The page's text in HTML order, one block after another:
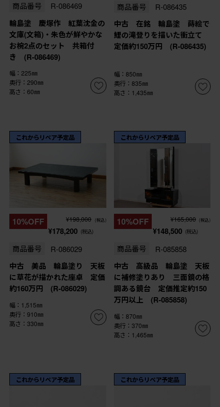
商品番号 R-086469
輪島塗 慶塚作 紅葉沈金の
文庫(文箱)・朱色が鮮やかな
お椀2点のセット 共箱付
き (R-086469)
幅：225㎜
奥行：290㎜
高さ：60㎜
商品番号 R-086435
中古 在銘 輪島塗 蒔絵で
鯉の滝登りを描いた衝立て
定価約150万円 (R-086435)
幅：850㎜
奥行：835㎜
高さ：1,435㎜
これからリペア予定品
10%OFF ¥198,000 (税込)
¥178,200 (税込)
商品番号 R-086029
中古 美品 輪島塗り 天板
に草花が描かれた座卓 定価
約160万円 (R-086029)
幅：1,515㎜
奥行：910㎜
高さ：330㎜
これからリペア予定品
10%OFF ¥165,000 (税込)
¥148,500 (税込)
商品番号 R-085858
中古 高級品 輪島塗 天板
に補修塗りあり 三面鏡の格
調ある鏡台 定価推定約150
万円以上 (R-085858)
幅：870㎜
奥行：370㎜
高さ：1,465㎜
これからリペア予定品 これからリペア予定品